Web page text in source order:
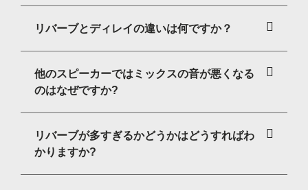
リバーブとディレイの違いは何ですか？
他のスピーカーではミックスの音が悪くなる
のはなぜですか?
リバーブが多すぎるかどうかはどうすればわ
かりますか?